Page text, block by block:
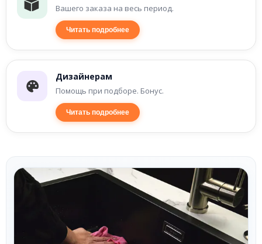
Вашего заказа на весь период.
Читать подробнее
Дизайнерам
Помощь при подборе. Бонус.
Читать подробнее